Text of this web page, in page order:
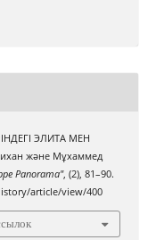
ЭЛИТА МЕН
және Мұхаммед
Panorama", (2), 81–90.
article/view/400